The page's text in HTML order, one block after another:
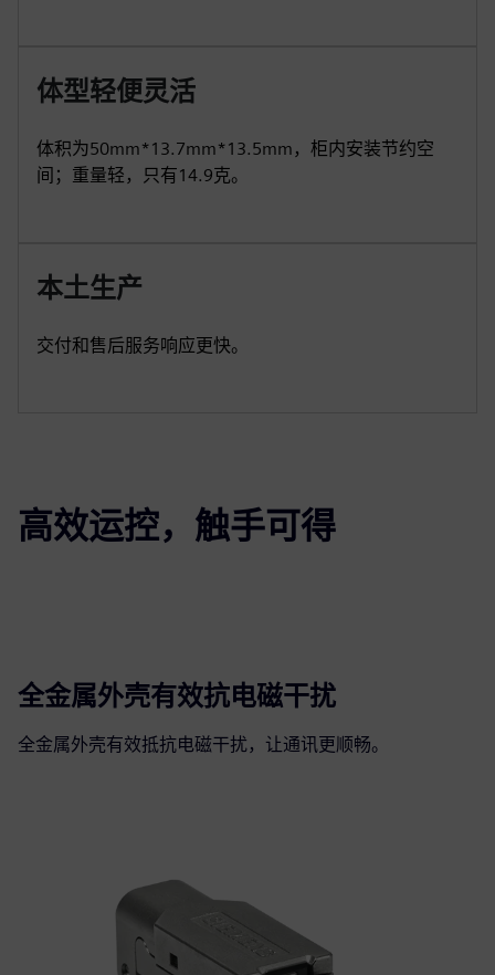
体型轻便灵活
体积为50mm*13.7mm*13.5mm，柜内安装节约空
间；重量轻，只有14.9克。
本土生产
交付和售后服务响应更快。
高效运控，触手可得
全金属外壳有效抗电磁干扰
全金属外壳有效抵抗电磁干扰，让通讯更顺畅。